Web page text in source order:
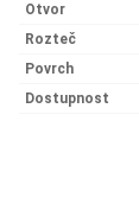
Otvor
Rozteč
Povrch
Dostupnost